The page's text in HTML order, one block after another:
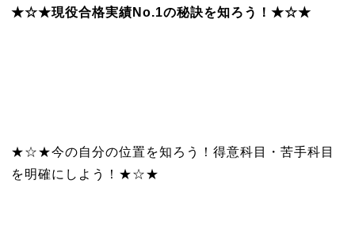
★☆★現役合格実績No.1の秘訣を知ろう！★☆★
★☆★今の自分の位置を知ろう！得意科目・苦手科目
を明確にしよう！★☆★